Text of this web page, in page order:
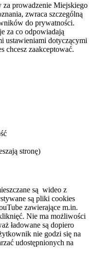
za prowadzenie Miejskiego
zwraca szczególną
do prywatności.
za co odpowiadają
ustawieniami dotyczącymi
chcesz zaakceptować.
stronę)
są wideo z
są pliki cookies
zawierające m.in.
Nie ma możliwości
ładowane są dopiero
nie godzi się na
udostępnionych na